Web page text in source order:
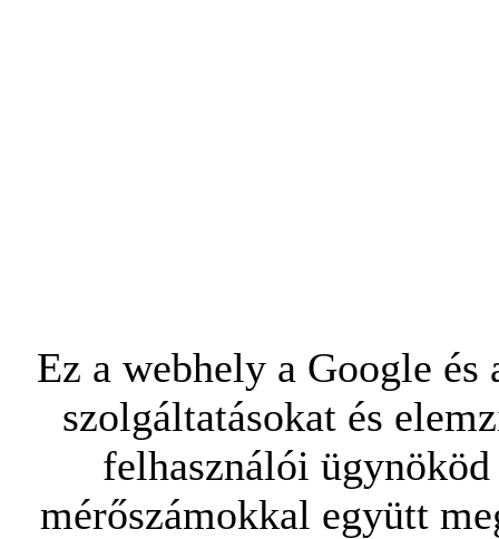
Ez a webhely a Google
szolgáltatásokat és
felhasználói
mérőszámokkal együtt